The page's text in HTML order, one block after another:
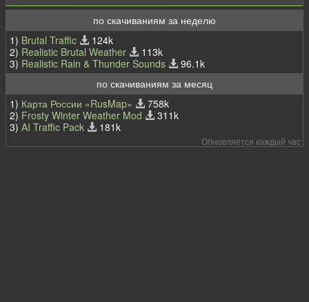
по скачиваниям за неделю
1) Brutal Traffic
124k
2) Realistic Brutal Weather
113k
3) Realistic Rain & Thunder Sounds
96.1k
по скачиваниям за месяц
1) Карта России «RusMap»
758k
2) Frosty Winter Weather Mod
311k
3) AI Traffic Pack 181k
Обновляется каждый час